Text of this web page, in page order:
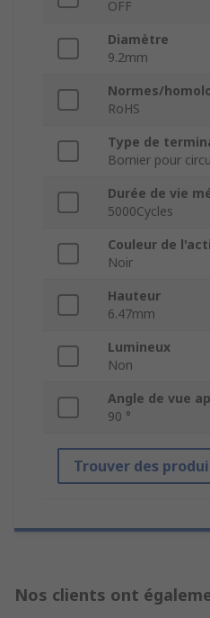
OFF
Diamètre
9.2mm
Normes/
RoHS
Type de
Bornier pour
Durée de vie
5000Cycles
Couleur de
Noir
Hauteur
6.47mm
Lumineux
Non
Angle de vue
90 °
Trouver des
Nos clients ont